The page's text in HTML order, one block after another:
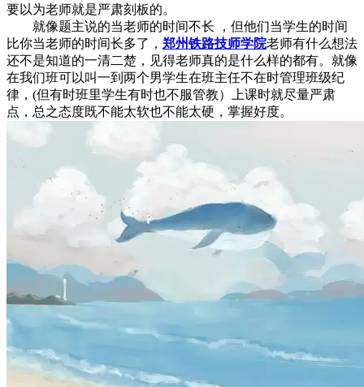
要以为老师就是严肃刻板的。
就像题主说的当老师的时间不长 ，但他们当学生的时间
比你当老师的时间长多了， 郑州铁路技师学院老师有什么想法
还不是知道的一清二楚，见得老师真的是什么样的都有。就像
在我们班可以叫一到两个男学生在班主任不在时管理班级纪
律，(但有时班里学生有时也不服管教）上课时就尽量严肃
点，总之态度既不能太软也不能太硬，掌握好度。